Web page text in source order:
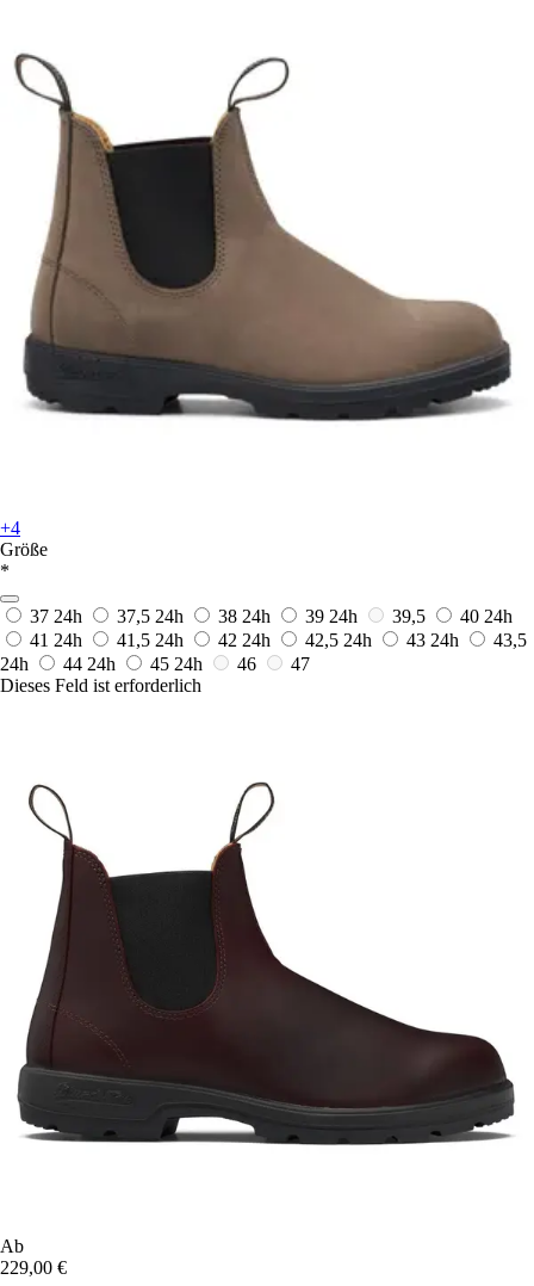
+4
Größe
*
37 24h 37,5 24h 38 24h 39 24h 39,5 40 24h
41 24h 41,5 24h 42 24h 42,5 24h 43 24h
43,5
24h
44 24h 45 24h 46
47
Dieses Feld ist erforderlich
Ab
229,00 €